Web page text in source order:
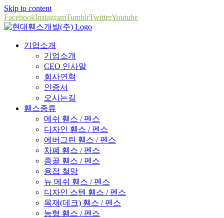
Skip to content
FacebookInstagramTumblrTwitterYoutube
기업소개
기업소개
CEO 인사말
회사연혁
인증서
오시는길
휀스종류
메쉬 휀스 / 펜스
디자인 휀스 / 펜스
에버그린 휀스 / 펜스
차폐 휀스 / 펜스
종골 휀스 / 펜스
용접 철망
뉴 메쉬 휀스 / 펜스
디자인 스텐 휀스 / 펜스
목재(데크) 휀스 / 펜스
능형 휀스 / 펜스